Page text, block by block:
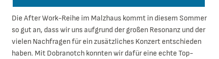
Die After Work-Reihe im Malzhaus kommt in diesem Sommer
so gut an, dass wir uns aufgrund der großen Resonanz und der
vielen Nachfragen für ein zusätzliches Konzert entschieden
haben. Mit Dobranotch konnten wir dafür eine echte Top-